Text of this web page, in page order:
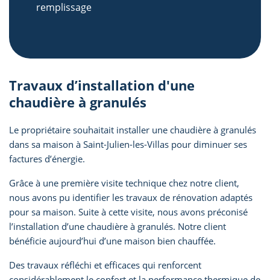
remplissage
Travaux d’installation d'une
chaudière à granulés
Le propriétaire souhaitait installer une chaudière à granulés
dans sa maison à Saint-Julien-les-Villas pour diminuer ses
factures d’énergie.
Grâce à une première visite technique chez notre client,
nous avons pu identifier les travaux de rénovation adaptés
pour sa maison. Suite à cette visite, nous avons préconisé
l’installation d’une chaudière à granulés. Notre client
bénéficie aujourd’hui d’une maison bien chauffée.
Des travaux réfléchi et efficaces qui renforcent